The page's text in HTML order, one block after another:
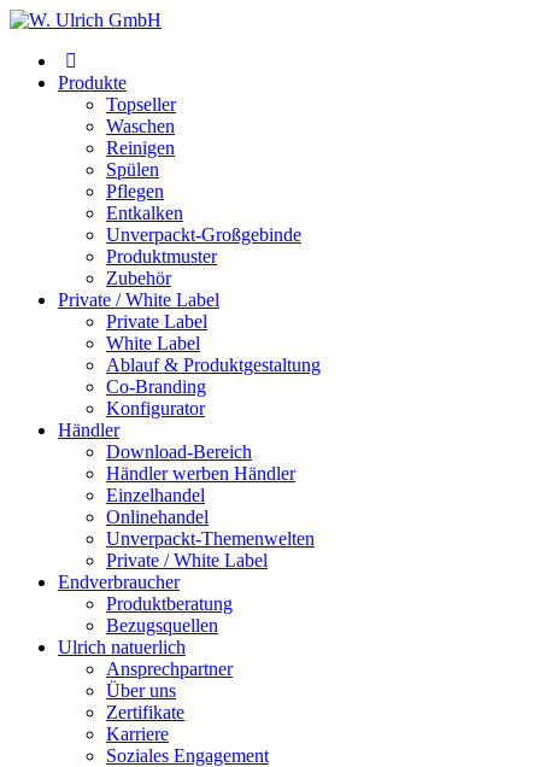
Produkte
Topseller
Waschen
Reinigen
Spülen
Pflegen
Entkalken
Unverpackt-Großgebinde
Produktmuster
Zubehör
Private / White Label
Private Label
White Label
Ablauf & Produktgestaltung
Co-Branding
Konfigurator
Händler
Download-Bereich
Händler werben Händler
Einzelhandel
Onlinehandel
Unverpackt-Themenwelten
Private / White Label
Endverbraucher
Produktberatung
Bezugsquellen
Ulrich natuerlich
Ansprechpartner
Über uns
Zertifikate
Karriere
Soziales Engagement